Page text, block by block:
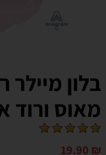
בלון מיילר
מאוס ורוד
19.90 ₪